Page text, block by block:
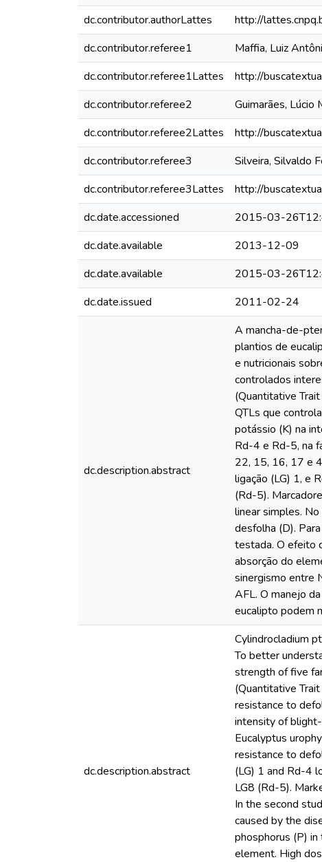
dc.contributor.authorLattes
http://
dc.contributor.referee1
Maffia, Luiz
dc.contributor.referee1Lattes
http://
dc.contributor.referee2
Guimarães, Lúcio
dc.contributor.referee2Lattes
http://
dc.contributor.referee3
Silveira, Silvaldo
dc.contributor.referee3Lattes
http://
dc.date.accessioned
2015-03-
dc.date.available
2013-12-09
dc.date.available
2015-03-
dc.date.issued
2011-02-24
dc.description.abstract
A mancha-de-
plantios de
e nutricionais
controlados
(Quantitative
QTLs que
potássio (K) na
Rd-4 e Rd-5, na
22, 15, 16, 17 e
ligação (LG) 1, e
(Rd-5).
linear simples.
desfolha (D).
testada. O efeito
absorção do
sinergismo entre
AFL. O manejo
eucalipto podem
dc.description.abstract
Cylindrocladium
To better
strength of five
(Quantitative
resistance to
intensity of
Eucalyptus
resistance to
(LG) 1 and Rd-4
LG8 (Rd-5).
In the second
caused by the
phosphorus (P)
element. High